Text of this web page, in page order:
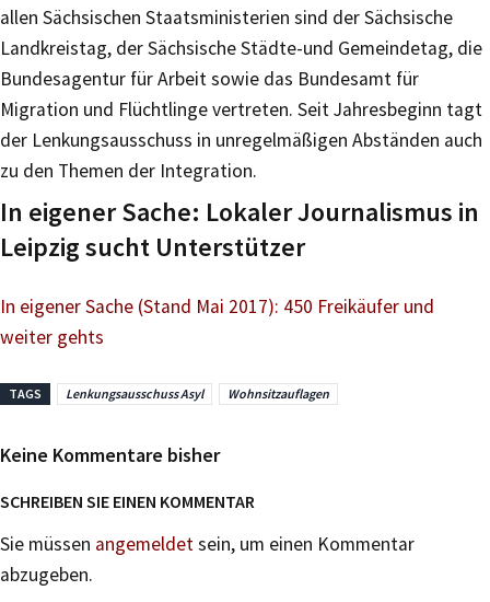
allen Sächsischen Staatsministerien sind der Sächsische
Landkreistag, der Sächsische Städte-und Gemeindetag, die
Bundesagentur für Arbeit sowie das Bundesamt für
Migration und Flüchtlinge vertreten. Seit Jahresbeginn tagt
der Lenkungsausschuss in unregelmäßigen Abständen auch
zu den Themen der Integration.
In eigener Sache: Lokaler Journalismus in
Leipzig sucht Unterstützer
In eigener Sache (Stand Mai 2017): 450 Freikäufer und
weiter gehts
TAGS Lenkungsausschuss Asyl Wohnsitzauflagen
Keine Kommentare bisher
SCHREIBEN SIE EINEN KOMMENTAR
Sie müssen angemeldetsein, um einen Kommentar
abzugeben.